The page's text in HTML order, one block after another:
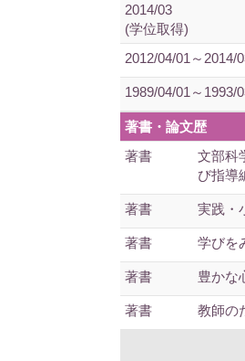
2014/03
(学位取得)
2012/04/01～2014/
1989/04/01～1993/
著書・論文歴
著書
文部科
び指導
著書 実践・
著書 学びを
著書 豊かな
著書 教師の